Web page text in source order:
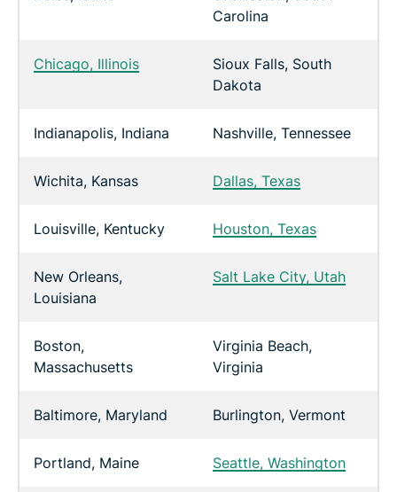
Carolina
Chicago, Illinois
Sioux Falls, South
Dakota
Indianapolis, Indiana Nashville, Tennessee
Wichita, Kansas Dallas, Texas
Louisville, Kentucky Houston, Texas
New Orleans,
Louisiana
Salt Lake City, Utah
Boston,
Massachusetts
Virginia Beach,
Virginia
Baltimore, Maryland Burlington, Vermont
Portland, Maine Seattle, Washington